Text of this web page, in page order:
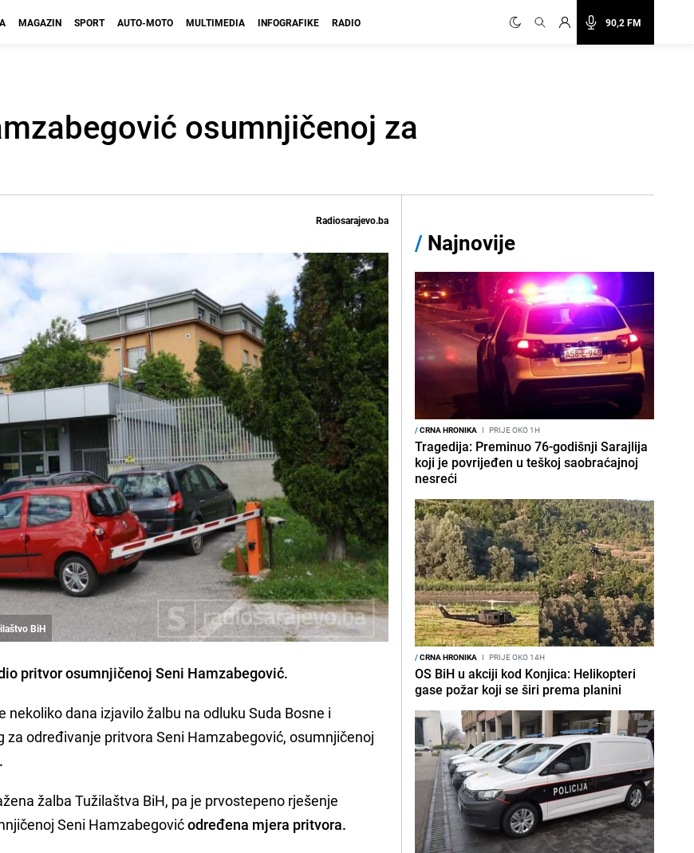
90,2 FM
MAGAZIN SPORT AUTO-MOTO MULTIMEDIA INFOGRAFIKE RADIO
osumnjičenoj za
Radiosarajevo.ba
BiH
pritvor osumnjičenojSeni Hamzabegović.
nekoliko dana izjavilo žalbu na odluku Suda Bosne i
određivanje pritvora Seni Hamzabegović, osumnjičenoj
žalba Tužilaštva BiH, pa je prvostepeno rješenje
Seni Hamzabegovićodređena mjera pritvora.
/ Najnovije
/CRNA HRONIKA I PRIJE OKO 1H
Tragedija: Preminuo 76-godišnji Sarajlija
koji je povrijeđen u teškoj saobraćajnoj
nesreći
/CRNA HRONIKA I PRIJE OKO 14H
OS BiH u akciji kod Konjica: Helikopteri
gase požar koji se širi prema planini